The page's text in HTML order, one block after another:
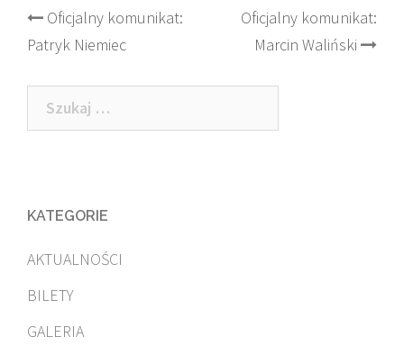
Post
navigation
Oficjalny komunikat:
Patryk Niemiec
Oficjalny komunikat:
Marcin Waliński
Szukaj:
KATEGORIE
AKTUALNOŚCI
BILETY
GALERIA